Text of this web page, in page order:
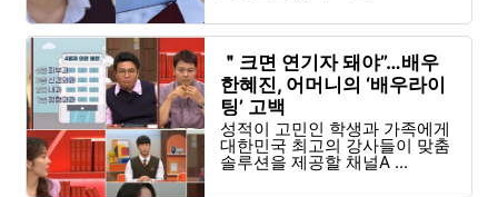
＂크면 연기자 돼야”…배우
한혜진, 어머니의 ‘배우라이
팅’ 고백
성적이 고민인 학생과 가족에게
대한민국 최고의 강사들이 맞춤
솔루션을 제공할 채널A ...